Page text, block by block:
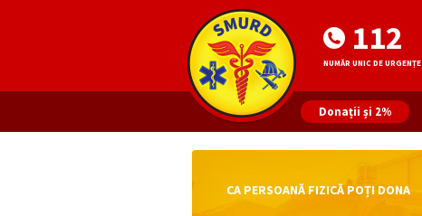
112
NUMĂR UNIC DE URGENȚE
Donații și 2%
CA PERSOANĂ FIZICĂ POȚI DONA